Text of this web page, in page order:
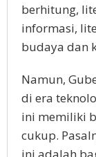
berhitung,
informasi,
budaya dan
Namun,
di era
ini memiliki
cukup.